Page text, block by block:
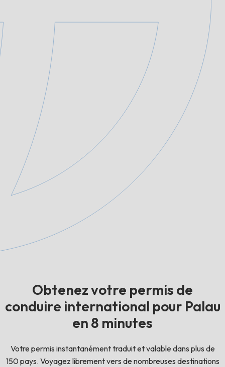
Obtenez votre permis de
conduire international pour Palau
en 8 minutes
Votre permis instantanément traduit et valable dans plus de
150 pays. Voyagez librement vers de nombreuses destinations